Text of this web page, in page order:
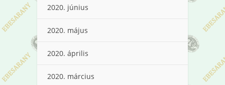
2020. június
2020. május
2020. április
2020. március